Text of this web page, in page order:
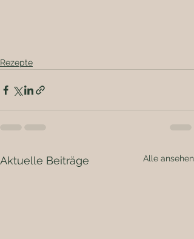
Rezepte
Aktuelle Beiträge Alle ansehen